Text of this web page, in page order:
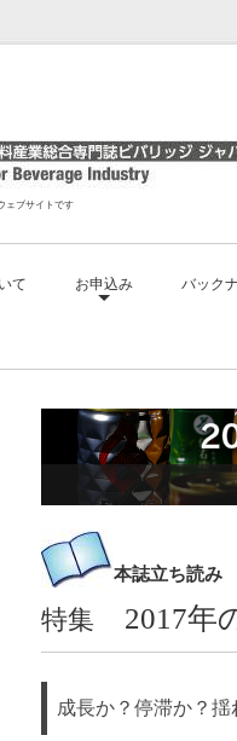
ェブサイトです
て お申込み バック
本誌立ち読み
特集 2017年
成長か？停滞か？揺